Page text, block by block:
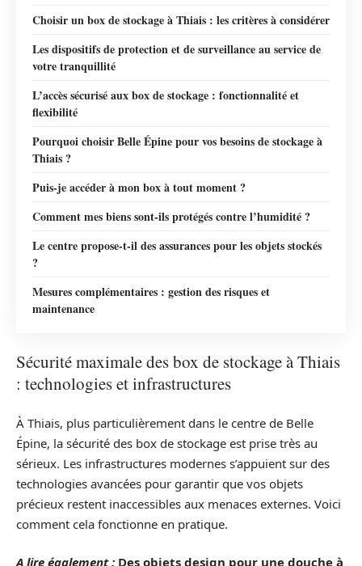
Choisir un box de stockage à Thiais : les critères à considérer
Les dispositifs de protection et de surveillance au service de
votre tranquillité
L’accès sécurisé aux box de stockage : fonctionnalité et
flexibilité
Pourquoi choisir Belle Épine pour vos besoins de stockage à
Thiais ?
Puis-je accéder à mon box à tout moment ?
Comment mes biens sont-ils protégés contre l’humidité ?
Le centre propose-t-il des assurances pour les objets stockés
?
Mesures complémentaires : gestion des risques et
maintenance
Sécurité maximale des box de stockage à Thiais
: technologies et infrastructures
À Thiais, plus particulièrement dans le centre de Belle
Épine, la sécurité des box de stockage est prise très au
sérieux. Les infrastructures modernes s’appuient sur des
technologies avancées pour garantir que vos objets
précieux restent inaccessibles aux menaces externes. Voici
comment cela fonctionne en pratique.
A lire également : Des objets design pour une douche à